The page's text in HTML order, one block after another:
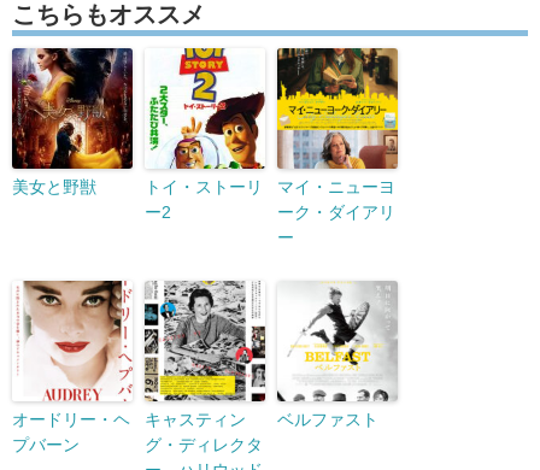
こちらもオススメ
美女と野獣
トイ・ストーリ
ー2
マイ・ニューヨ
ーク・ダイアリ
ー
オードリー・ヘ
プバーン
キャスティン
グ・ディレクタ
ベルファスト